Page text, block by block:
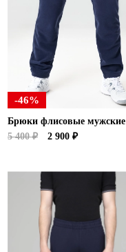
Новосибирская область (3)
Омская область (5)
Республика Башкортостан (3)
Республика Крым (1)
Республика Татарстан (2)
Ростовская область (2)
Самарская область (1)
Свердловская область (5)
Северная Осетия (2)
Смоленская область (1)
Ставропольский край (5)
Томская область (1)
-46%
Брюки флисовые мужские
5 400 ₽
2 900 ₽